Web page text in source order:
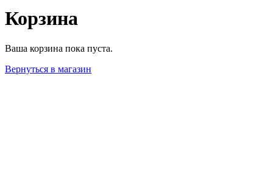
Корзина
Ваша корзина пока пуста.
Вернуться в магазин